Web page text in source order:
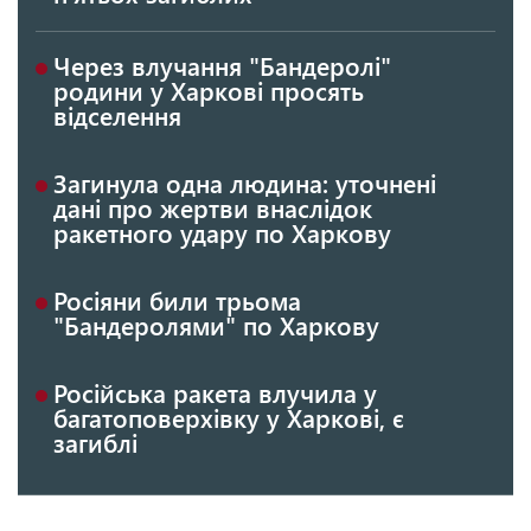
Через влучання "Бандеролі"
родини у Харкові просять
відселення
Загинула одна людина: уточнені
дані про жертви внаслідок
ракетного удару по Харкову
Росіяни били трьома
"Бандеролями" по Харкову
Російська ракета влучила у
багатоповерхівку у Харкові, є
загиблі